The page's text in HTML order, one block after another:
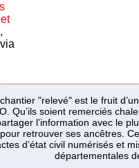
"relevé" est le fruit
Qu’ils soient remerciés
l’information avec le
retrouver ses ancêtres.
d’état civil numérisés et
départementales